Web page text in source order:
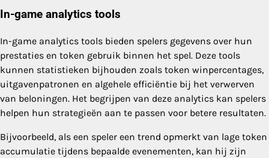
In-game analytics tools
In-game analytics tools bieden spelers gegevens over hun
prestaties en token gebruik binnen het spel. Deze tools
kunnen statistieken bijhouden zoals token winpercentages,
uitgavenpatronen en algehele efficiëntie bij het verwerven
van beloningen. Het begrijpen van deze analytics kan spelers
helpen hun strategieën aan te passen voor betere resultaten.
Bijvoorbeeld, als een speler een trend opmerkt van lage token
accumulatie tijdens bepaalde evenementen, kan hij zijn